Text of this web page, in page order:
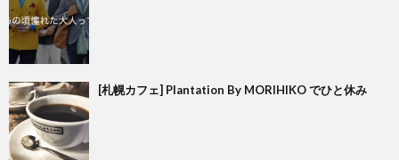
[札幌カフェ] Plantation By MORIHIKO でひと休み